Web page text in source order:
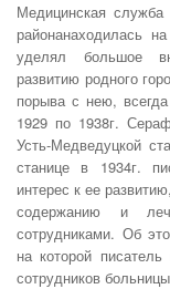
Медицинская
районанаходилась
уделял большое
развитию родного
порыва с нею,
1929 по 1938г.
Усть-Медведуцкой
станице в 1934г.
интерес к ее
содержанию и
сотрудниками. Об
на которой
сотрудников